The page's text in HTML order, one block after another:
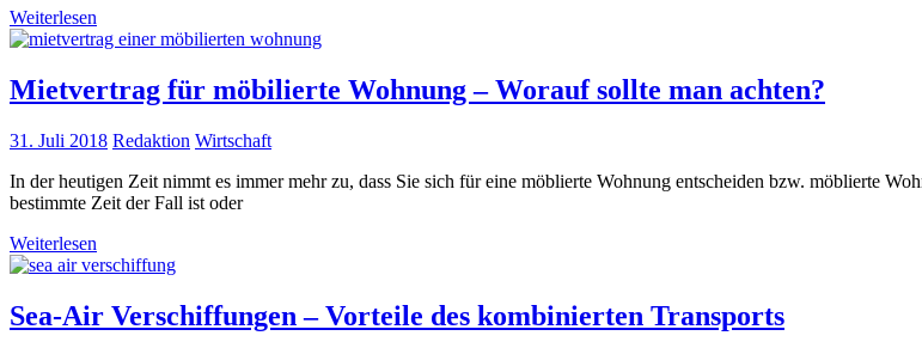
Weiterlesen
Mietvertrag für möbilierte Wohnung – Worauf sollte man achten?
31. Juli 2018 Redaktion Wirtschaft
In der heutigen Zeit nimmt es immer mehr zu, dass Sie sich für eine möblierte Wohnung entscheiden bzw. möblierte
bestimmte Zeit der Fall ist oder
Weiterlesen
Sea-Air Verschiffungen – Vorteile des kombinierten Transports